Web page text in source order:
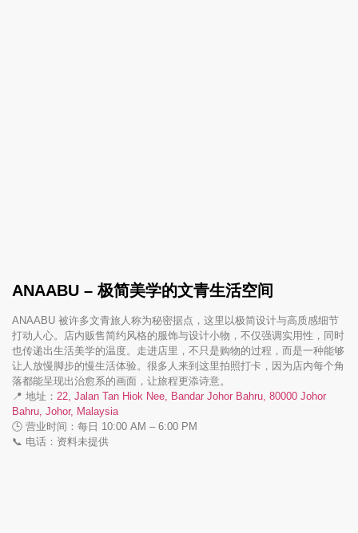
ANAABU – 极简美学的文青生活空间
ANAABU 被许多文青旅人称为秘密据点，这里以极简设计与高质感细节
打动人心。店内贩售简约风格的服饰与设计小物，不仅强调实用性，同时
也传递出生活美学的温度。走进店里，不只是购物的过程，而是一种能够
让人放慢脚步的慢生活体验。很多人来到这里拍照打卡，因为店内每个角
落都能呈现出治愈系的画面，让旅程更添诗意。
📍 地址： 22, Jalan Tan Hiok Nee, Bandar Johor Bahru, 80000 Johor
Bahru, Johor, Malaysia
🕒 营业时间：每日 10:00 AM – 6:00 PM
📞 电话：资料未提供